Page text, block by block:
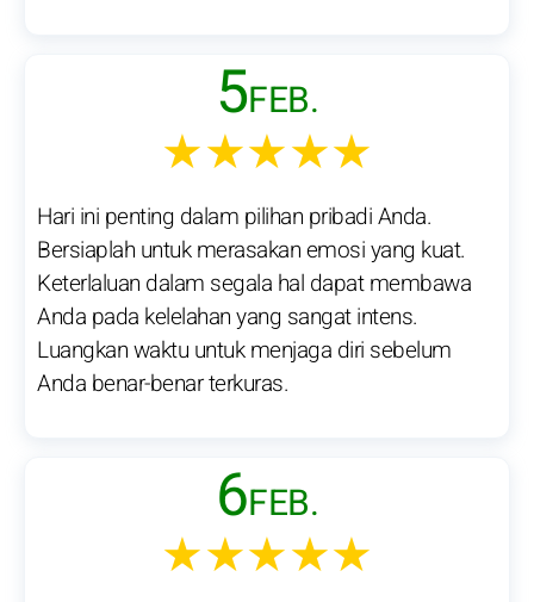
5FEB.
★★★★★
Hari ini penting dalam pilihan pribadi Anda.
Bersiaplah untuk merasakan emosi yang kuat.
Keterlaluan dalam segala hal dapat membawa
Anda pada kelelahan yang sangat intens.
Luangkan waktu untuk menjaga diri sebelum
Anda benar-benar terkuras.
6FEB.
★★★★★